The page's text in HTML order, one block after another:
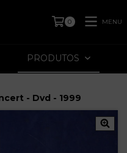
0 MENU
PRODUTOS
- Dvd - 1999